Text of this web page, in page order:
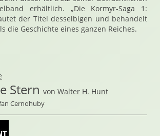
erhältlich. „Die Kormyr-Saga 1:
der Titel desselbigen und behandelt
die Geschichte eines ganzen Reiches.
Stern von Walter H. Hunt
Cernohuby